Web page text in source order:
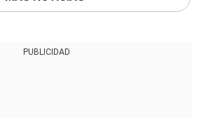
PUBLICIDAD